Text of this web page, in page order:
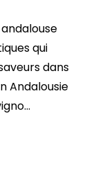
qui
dans
Andalousie